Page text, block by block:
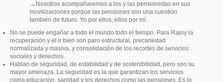
→Nosotros acompañaremos a los y las pensionistas en sus
movilizaciones porque las pensiones son una cuestión
también de futuro. Yo por ellos, ellos por mí.
No se puede engañar a todo el mundo todo el tiempo. Para Rajoy la
recuperación y el ir bien son paro estructural, precariedad
normalizada y masiva, y consolidación de los recortes de servicios
sociales y derechos.
Hablan de seguridad, de estabilidad y de sostenibilidad, pero son su
mayor amenaza. La seguridad es la que garantizan los servicios
como educación, sanidad y los derechos como las pensiones. Es lo